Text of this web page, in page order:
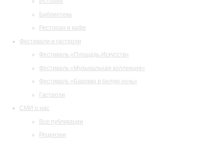
Библиотека
Ресторан и кафе
Фестивали и гастроли
Фестиваль «Площадь Искусств»
Фестиваль «Музыкальная коллекция»
Фестиваль «Барокко в белую ночь»
Гастроли
СМИ о нас
Все публикации
Рецензии